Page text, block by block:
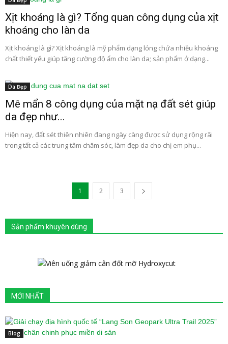
Xịt khoáng là gì? Tổng quan công dụng của xịt
khoáng cho làn da
Xịt khoáng là gì? Xịt khoáng là mỹ phẩm dạng lỏng chứa nhiều khoáng
chất thiết yếu giúp tăng cường độ ẩm cho làn da; sản phẩm ở dạng...
Da Đẹp
Mê mẩn 8 công dụng của mặt nạ đất sét giúp
da đẹp như...
Hiện nay, đất sét thiên nhiên đang ngày càng được sử dụng rộng rãi
trong tất cả các trung tâm chăm sóc, làm đẹp da cho chị em phụ...
1 2 3
Sản phẩm khuyên dùng
MỚI NHẤT
Blog